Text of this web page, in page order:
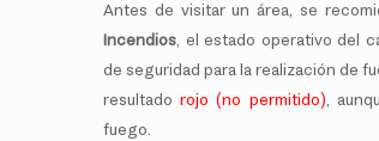
Antes de visitar un área, se
Incendios, el estado operativo del
de seguridad para la realización de
resultadorojo (no permitido),
fuego.